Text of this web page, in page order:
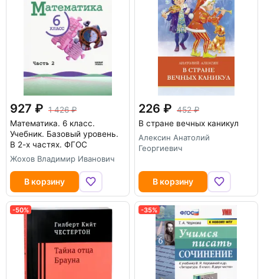
927
1 426
Математика. 6 класс.
Учебник. Базовый уровень.
В 2-х частях. ФГОС
Жохов Владимир Иванович
В корзину
226
452
В стране вечных каникул
Алексин Анатолий
Георгиевич
В корзину
-50% -35%